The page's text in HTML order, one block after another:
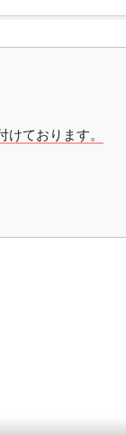
ております。